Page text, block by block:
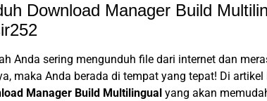
Download Manager Build
Anda sering mengunduh file dari internet dan
maka Anda berada di tempat yang tepat! Di
Manager Build Multilingual yang akan